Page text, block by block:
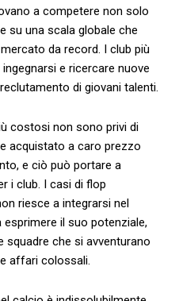
⁣a competere ​non ⁣solo
su una scala globale che
da record. I club più
e ricercare nuove
⁢di giovani talenti.
costosi non sono privi di
acquistato a caro ​prezzo
e ciò può portare‍ a
i club. I casi di flop
riesce a integrarsi nel
il suo potenziale,
squadre che si avventurano
affari colossali.